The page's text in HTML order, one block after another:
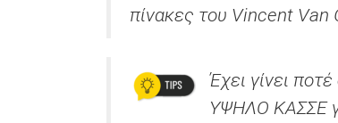
πίνακες του Vincent Van
Έχει γίνει
ΥΨΗΛΟ ΚΑΣΣΕ